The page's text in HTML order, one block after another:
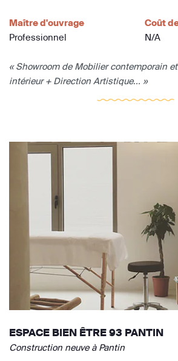
Maître d'ouvrage
Professionnel
Coût
N/A
« Showroom de Mobilier contemporain
intérieur + Direction Artistique... »
ESPACE BIEN ÊTRE 93 PANTIN
Construction neuve à Pantin